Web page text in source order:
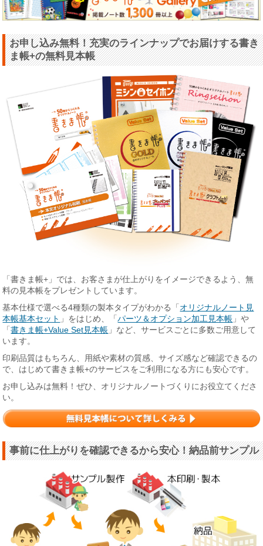
お申し込み無料！充実のラインナップでお届けする書き
ま帳+の無料見本帳
「書きま帳+」では、お客さまが仕上がりをイメージできるよう、無
料の見本帳をプレゼントしています。
基本仕様で選べる4種類の製本タイプがわかる「 オリジナルノート見
本帳基本セット 」をはじめ、「パーツ＆オプション加工見本帳 」や
「書きま帳+Value Set見本帳 」など、サービスごとに多数ご用意して
います。
印刷品質はもちろん、用紙や素材の質感、サイズ感など確認できるの
で、はじめて書きま帳+のサービスをご利用になる方にも安心です。
お申し込みは無料！ぜひ、オリジナルノートづくりにお役立てくださ
い。
事前に仕上がりを確認できるから安心！納品前サンプル